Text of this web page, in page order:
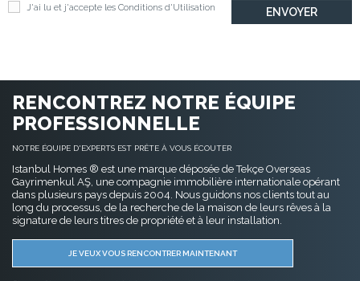
J'ai lu et j'accepte les Conditions d'Utilisation
RENCONTREZ NOTRE ÉQUIPE
PROFESSIONNELLE
NOTRE ÉQUIPE D'EXPERTS EST PRÊTE À VOUS ÉCOUTER
Istanbul Homes ® est une marque déposée de Tekçe Overseas
Gayrimenkul AŞ, une compagnie immobilière internationale opérant
dans plusieurs pays depuis 2004. Nous guidons nos clients tout au
long du processus, de la recherche de la maison de leurs rêves à la
signature de leurs titres de propriété et à leur installation.
JE VEUX VOUS RENCONTRER MAINTENANT